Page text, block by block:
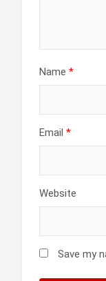
Name *
Email *
Website
Save my